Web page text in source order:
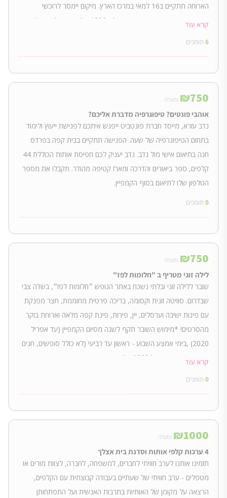
הארוחה תתקיים ב16 למאי במרכז הארץ. מיקום יימסר לרוכשי
התשורה. שווי התשורה הייחודית שלנו 1200 ש"ח מחוץ לקמפיין!
קרא עוד
6 תומכים
₪750 ומעלה
אוהבי פונטים? טיפוגרפיה מדברת אליכם?
נדב עזרא, מייסד חברת פונטביט ייפגש איתכם לפגישת ייעוץ ולימוד
בתחום הטיפוגרפיה של שעה. הפגישה תתקיים בבית קפה בפרדס
חנה בתיאום אישי מול נדב. נדב יעניק לכם חפיסת אותות הכוללת 44
קלפים, ספר ביאורים והדרכה ומארז קטיפה מהודר. תקבלו את מספר
הטלפון שלו לתיאום בסוף הקמפיין.
0 תומכים
₪750 ומעלה
לילה זוגי מטריף ב "חלומות לפז"
שובר ללילה זוגי ובלתי נשכח באתר הנופש ״חלומות לפז״, בשדה צבי
שבדרום. סוויטה זוגית וקסומה, בריכה פרטית מחוממת, חצר מפנקת
עם פינות ישיבה וערסלים, יין, פירות, פינת קפה מלאה וארוחת בוקר
מהסרטים! *מימוש השובר תקף לשנה מסיום הקמפיין (עד אפריל
2020) ,בימי אמצע השבוע - ראשון עד רביעי (לא כולל סופשים, חגים
וחופשות) . מחיר רגיל 1000 ש"ח.
קרא עוד
0 תומכים
₪1000 ומעלה
4 ערכות קלפי אותות וסדנת בית אצלך
תזמינו אותנו לערב חוויתי לחברים, למשפחה, לחברה, לצוות מורים או
מטפלים - ערב חוויתי של שעתיים בעבודה קבוצתית עם הקלפים,
הרצאה על מקומן של האותיות בתרבות האנשית ועל התפתחותן